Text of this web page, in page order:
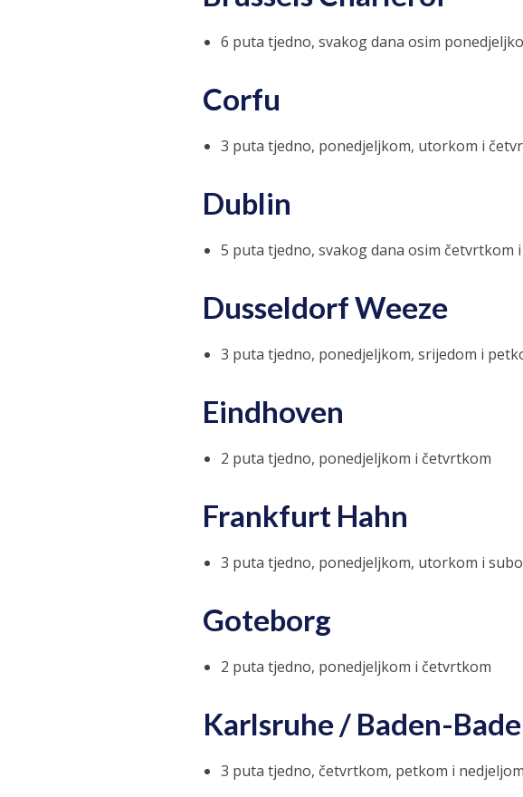
6 puta tjedno, svakog dana osim
Corfu
3 puta tjedno, ponedjeljkom, utorkom i
Dublin
5 puta tjedno, svakog dana osim četvrtkom
Dusseldorf Weeze
3 puta tjedno, ponedjeljkom, srijedom i
Eindhoven
2 puta tjedno, ponedjeljkom i četvrtkom
Frankfurt Hahn
3 puta tjedno, ponedjeljkom, utorkom i
Goteborg
2 puta tjedno, ponedjeljkom i četvrtkom
Karlsruhe / Baden-
3 puta tjedno, četvrtkom, petkom i nedjeljom